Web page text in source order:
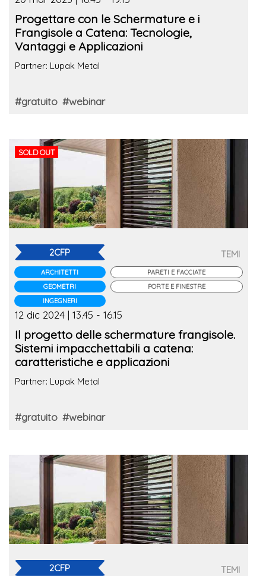
Progettare con le Schermature e i
Frangisole a Catena: Tecnologie,
Vantaggi e Applicazioni
Partner: Lupak Metal
#gratuito #webinar
SOLD OUT
2CFP
ARCHITETTI
GEOMETRI
INGEGNERI
TEMI
PARETI E FACCIATE
PORTE E FINESTRE
12 dic 2024 | 13.45 - 16.15
Il progetto delle schermature frangisole.
Sistemi impacchettabili a catena:
caratteristiche e applicazioni
Partner: Lupak Metal
#gratuito #webinar
2CFP TEMI